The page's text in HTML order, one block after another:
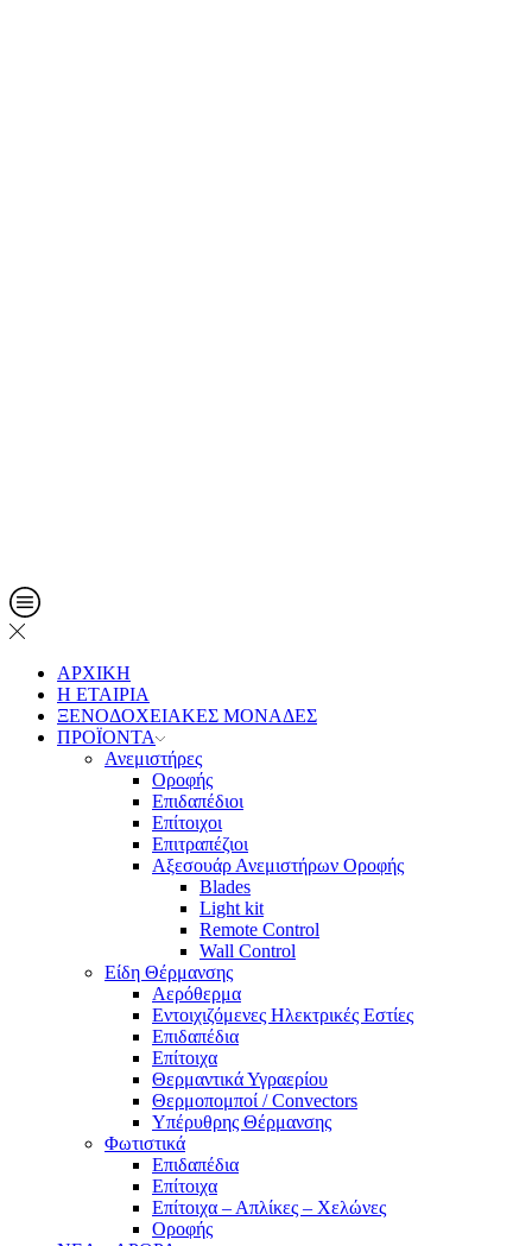
ΑΡΧΙΚΗ
Η ΕΤΑΙΡΙΑ
ΞΕΝΟΔΟΧΕΙΑΚΕΣ ΜΟΝΑΔΕΣ
ΠΡΟΪΟΝΤΑ
Ανεμιστήρες
Οροφής
Επιδαπέδιοι
Επίτοιχοι
Επιτραπέζιοι
Αξεσουάρ Ανεμιστήρων Οροφής
Blades
Light kit
Remote Control
Wall Control
Είδη Θέρμανσης
Αερόθερμα
Εντοιχιζόμενες Ηλεκτρικές Εστίες
Επιδαπέδια
Επίτοιχα
Θερμαντικά Υγραερίου
Θερμοπομποί / Convectors
Υπέρυθρης Θέρμανσης
Φωτιστικά
Επιδαπέδια
Επίτοιχα
Επίτοιχα – Απλίκες – Χελώνες
Οροφής